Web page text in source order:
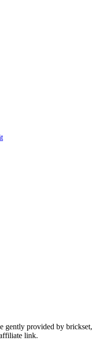
gently provided by brickset,
link.